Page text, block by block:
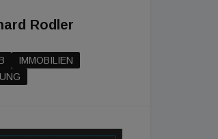
Rodler
IMMOBILIEN